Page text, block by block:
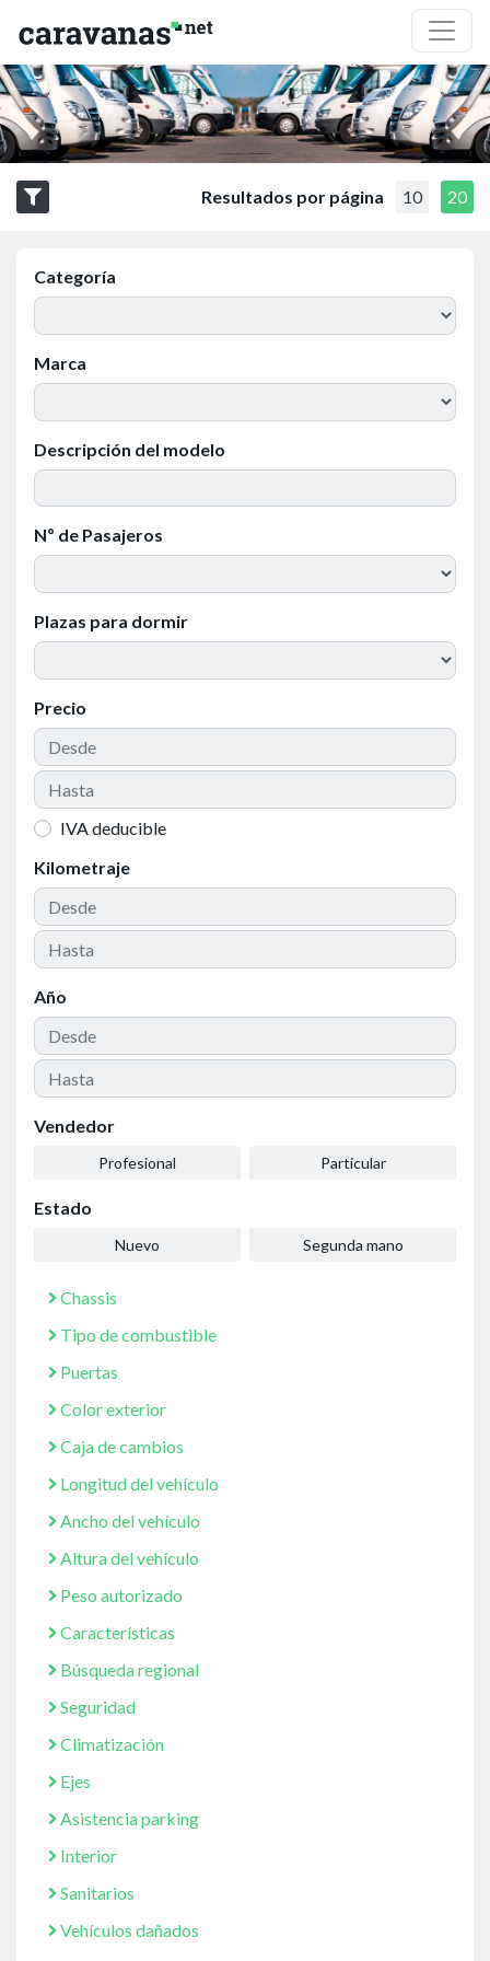
Resultados por página 10 20
Categoría
Marca
Descripción del modelo
Nº de Pasajeros
Plazas para dormir
Precio
IVA deducible
Kilometraje
Año
Vendedor
Profesional Particular
Estado
Nuevo Segunda mano
Chassis
Tipo de combustible
Puertas
Color exterior
Caja de cambios
Longitud del vehículo
Ancho del vehículo
Altura del vehículo
Peso autorizado
Características
Búsqueda regional
Seguridad
Climatización
Ejes
Asistencia parking
Interior
Sanitarios
Vehículos dañados